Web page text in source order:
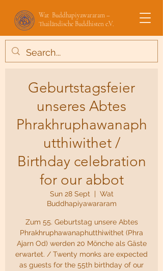
Wat Buddhapiyawararam –
Thailändische Buddhisten e.V.
Geburtstagsfeier
unseres Abtes
Phrakhruphawanaph
utthiwithet /
Birthday celebration
for our abbot
Sun 28 Sept
  |
Wat
Buddhapiyawararam
Zum 55. Geburtstag unsere Abtes
Phrakhruphawanaphutthiwithet (Phra
Ajarn Od) werden 20 Mönche als Gäste
erwartet. / Twenty monks are expected
as guests for the 55th birthday of our